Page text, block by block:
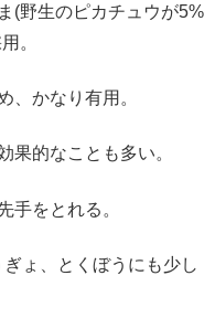
(野生のピカチュウが5%
。
、かなり有用。
果的なことも多い。
手をとれる。
ょ、とくぼうにも少し